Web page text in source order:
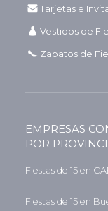
Tarjetas e
Vestidos de
Zapatos de
EMPRESAS
POR
Fiestas de 15 en
Fiestas de 15 en